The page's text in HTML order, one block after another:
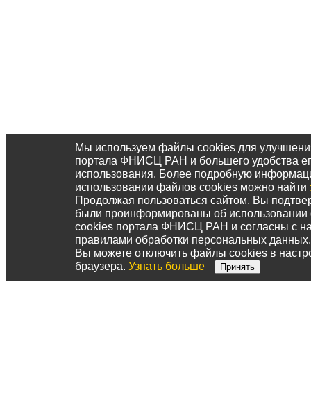
Мы используем файлы cookies для
портала ФНИСЦ РАН и большего удобства
использования. Более подробную
использовании файлов cookies можно найти
Продолжая пользоваться сайтом, Вы
были проинформированы об
cookies портала ФНИСЦ РАН и согласны с
правилами обработки персональных данных.
Вы можете отключить файлы cookies в
браузера. Узнать больше Принять